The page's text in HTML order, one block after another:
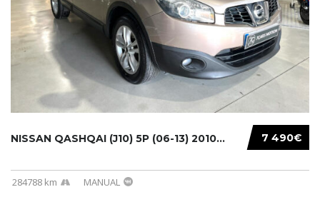
7 490€
NISSAN QASHQAI (J10) 5P (06-13) 2010...
284788 km MANUAL